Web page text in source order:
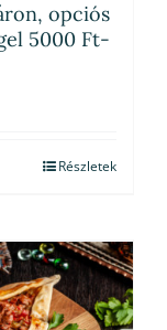
opciós
5000 Ft-
Részletek